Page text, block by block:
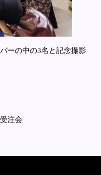
ーの中の3名と記念撮影
注会